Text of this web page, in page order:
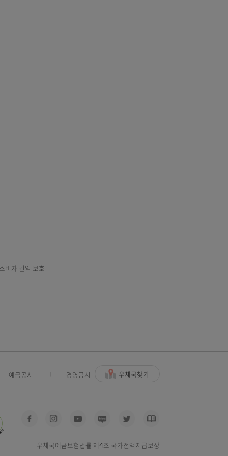
(3월)
)
(7월)
부응